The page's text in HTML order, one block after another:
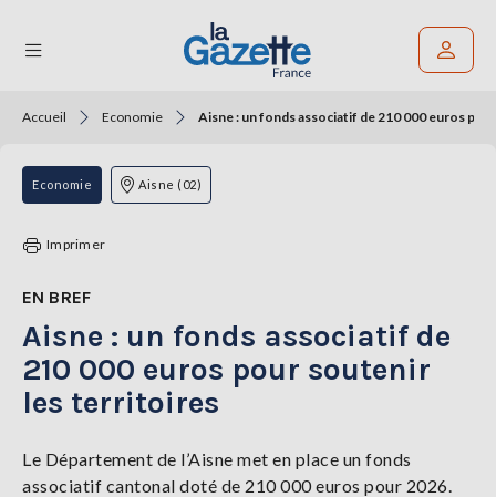
THÉMATIQUES
RÉGIONS
TENDANCES
SERVICES
LA
Accueil Economie Aisne : un fonds associatif de 210 000 euros
Economie Aisne (02)
Imprimer
EN BREF
Aisne : un fonds associatif de
210 000 euros pour soutenir
les territoires
Le Département de l’Aisne met en place un fonds
associatif cantonal doté de 210 000 euros pour 2026.